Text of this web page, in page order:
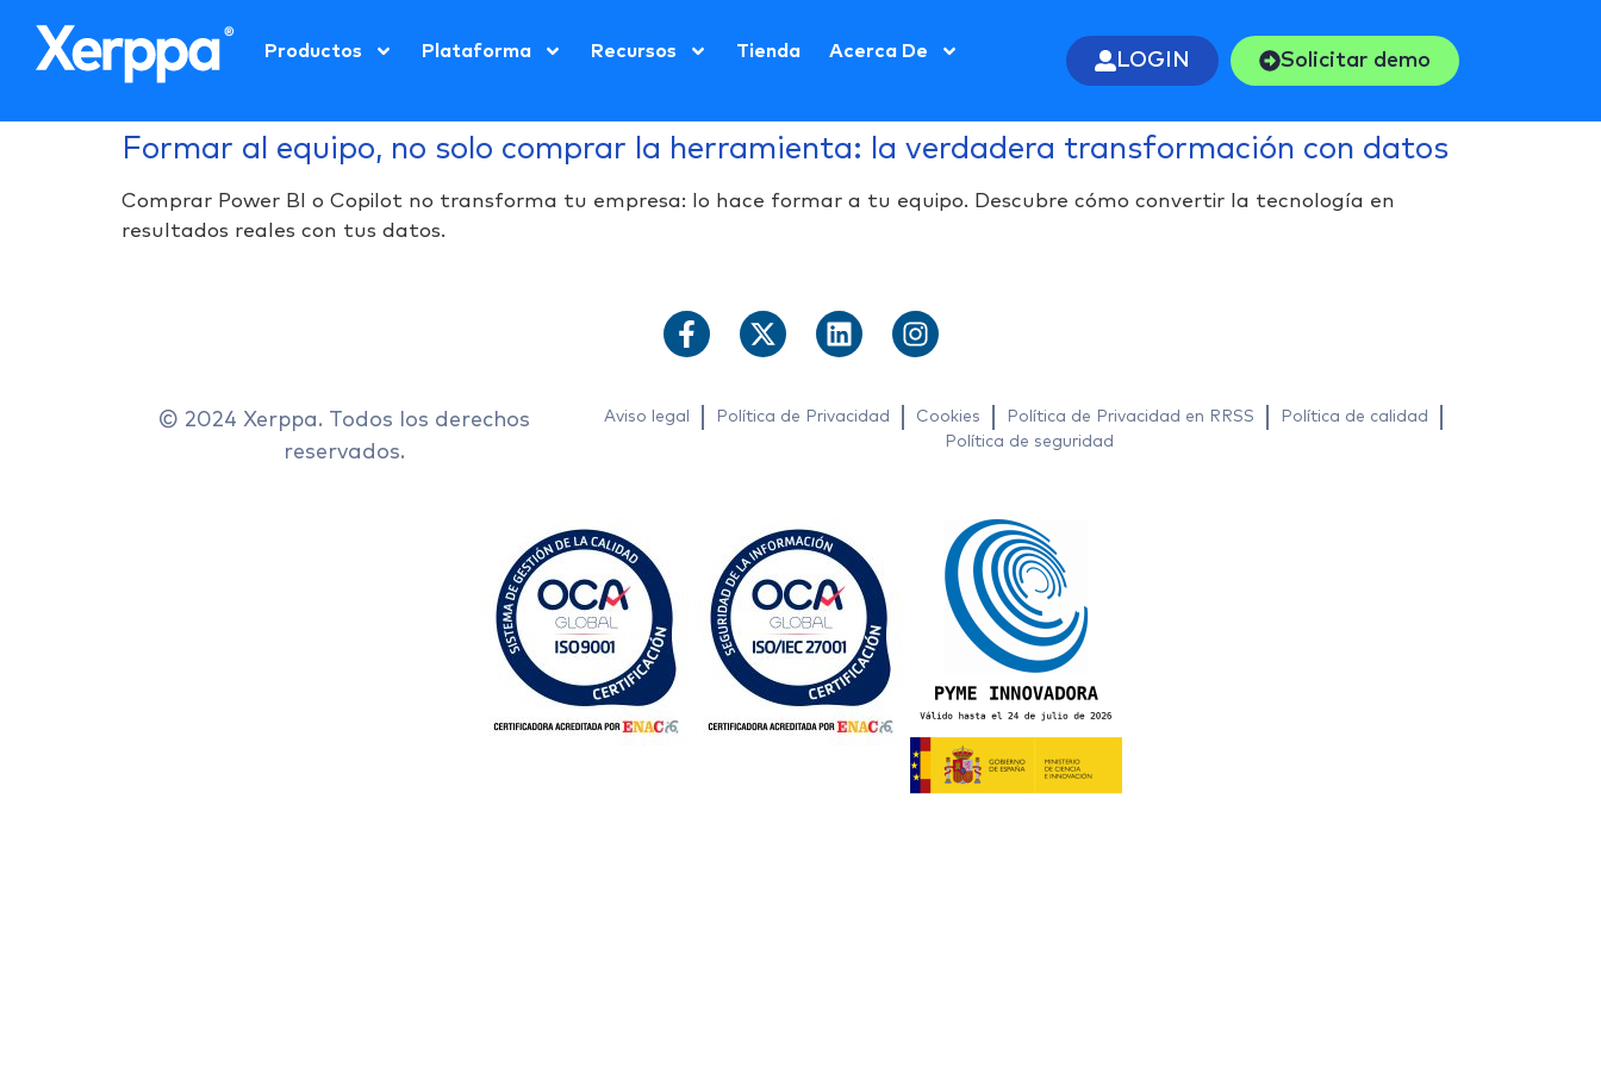
Productos Plataforma Recursos Tienda Acerca De LOGIN Solicitar demo
Formar al equipo, no solo comprar la herramienta: la verdadera transformación con datos
Comprar Power BI o Copilot no transforma tu empresa: lo hace formar a tu equipo. Descubre cómo convertir la tecnología en
resultados reales con tus datos.
© 2024 Xerppa. Todos los derechos
reservados.
Aviso legal Política de Privacidad Cookies Política de Privacidad en RRSS
Política de calidad
Política de seguridad